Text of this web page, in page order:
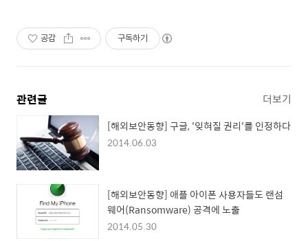
공감 구독하기
관련글 더보기
[해외보안동향] 구글, '잊혀질 권리'를 인정하다
2014.06.03
[해외보안동향] 애플 아이폰 사용자들도 랜섬
웨어(Ransomware) 공격에 노출
2014.05.30